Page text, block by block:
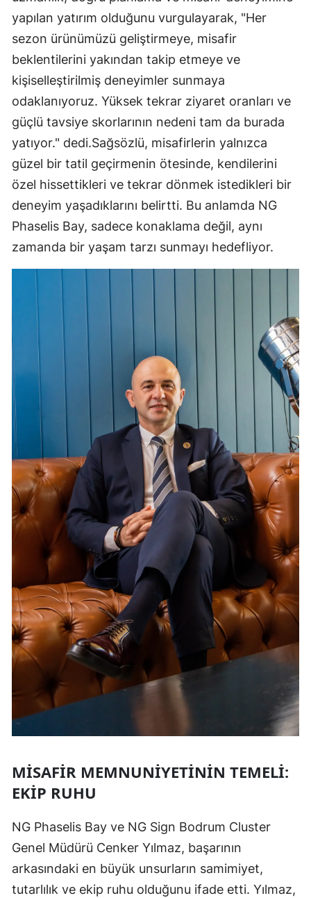
yapılan yatırım olduğunu vurgulayarak, "Her
sezon ürünümüzü geliştirmeye, misafir
beklentilerini yakından takip etmeye ve
kişiselleştirilmiş deneyimler sunmaya
odaklanıyoruz. Yüksek tekrar ziyaret oranları ve
güçlü tavsiye skorlarının nedeni tam da burada
yatıyor." dedi.Sağsözlü, misafirlerin yalnızca
güzel bir tatil geçirmenin ötesinde, kendilerini
özel hissettikleri ve tekrar dönmek istedikleri bir
deneyim yaşadıklarını belirtti. Bu anlamda NG
Phaselis Bay, sadece konaklama değil, aynı
zamanda bir yaşam tarzı sunmayı hedefliyor.
MISAFIR MEMNUNIYETININ TEMELI:
EKIP RUHU
NG Phaselis Bay ve NG Sign Bodrum Cluster
Genel Müdürü Cenker Yılmaz, başarının
arkasındaki en büyük unsurların samimiyet,
tutarlılık ve ekip ruhu olduğunu ifade etti. Yılmaz,